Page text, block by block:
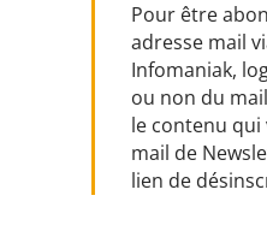
Pour être
adresse mail
Infomaniak,
ou non du
le contenu qui
mail de
lien de